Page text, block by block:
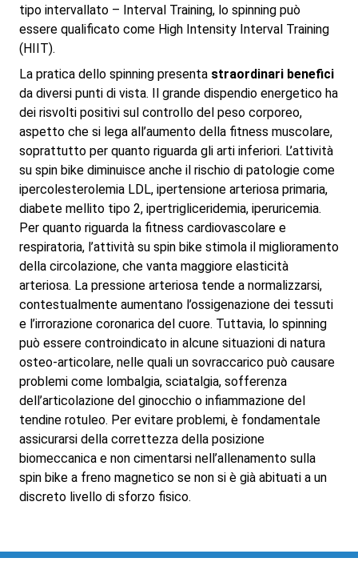
tipo intervallato – Interval Training, lo spinning può
essere qualificato come High Intensity Interval Training
(HIIT).
La pratica dello spinning presenta straordinari benefici
da diversi punti di vista. Il grande dispendio energetico ha
dei risvolti positivi sul controllo del peso corporeo,
aspetto che si lega all’aumento della fitness muscolare,
soprattutto per quanto riguarda gli arti inferiori. L’attività
su spin bike diminuisce anche il rischio di patologie come
ipercolesterolemia LDL, ipertensione arteriosa primaria,
diabete mellito tipo 2, ipertrigliceridemia, iperuricemia.
Per quanto riguarda la fitness cardiovascolare e
respiratoria, l’attività su spin bike stimola il miglioramento
della circolazione, che vanta maggiore elasticità
arteriosa. La pressione arteriosa tende a normalizzarsi,
contestualmente aumentano l’ossigenazione dei tessuti
e l’irrorazione coronarica del cuore. Tuttavia, lo spinning
può essere controindicato in alcune situazioni di natura
osteo-articolare, nelle quali un sovraccarico può causare
problemi come lombalgia, sciatalgia, sofferenza
dell’articolazione del ginocchio o infiammazione del
tendine rotuleo. Per evitare problemi, è fondamentale
assicurarsi della correttezza della posizione
biomeccanica e non cimentarsi nell’allenamento sulla
spin bike a freno magnetico se non si è già abituati a un
discreto livello di sforzo fisico.